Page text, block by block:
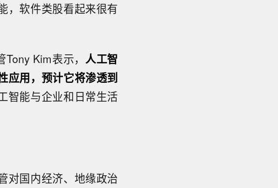
，软件类股看起来很有
Kim表示， 人工智
应用，预计它将渗透到
智能与企业和日常生活
对国内经济、地缘政治